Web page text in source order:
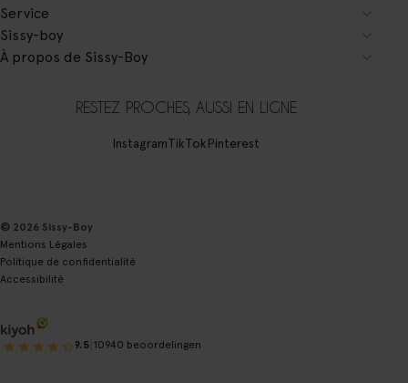
Service
Sissy-boy
À propos de Sissy-Boy
RESTEZ PROCHES, AUSSI EN LIGNE
InstagramTikTokPinterest
© 2026 Sissy-Boy
Mentions Légales
Politique de confidentialité
Accessibilité
9.5 10940 beoordelingen